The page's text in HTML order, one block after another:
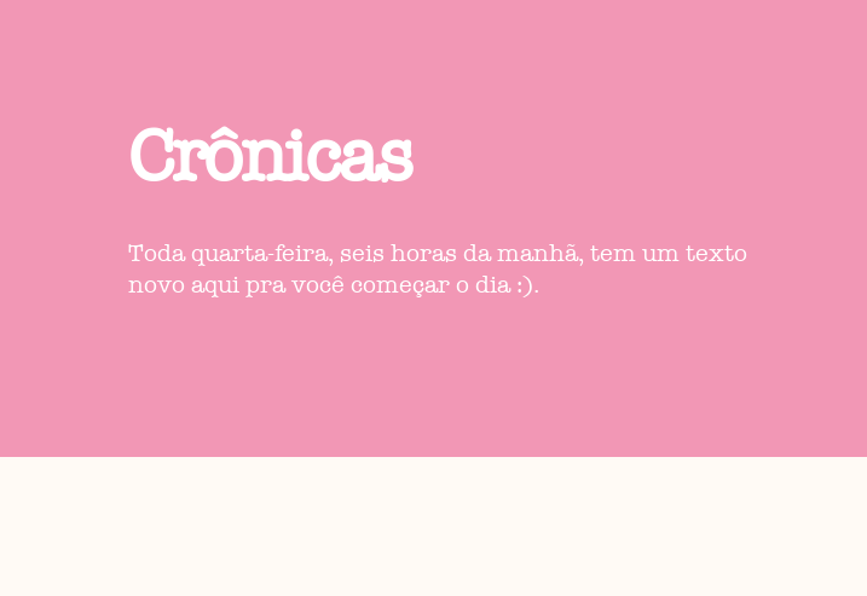
Crônicas
Toda quarta-feira, seis horas da manhã, tem um texto
novo aqui pra você começar o dia :).